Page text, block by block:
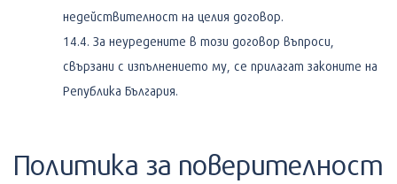
недействителност на целия договор.
За неуредените в този договор въпроси,
свързани с изпълнението му, се прилагат законите на
Република България.
Политика за поверителност